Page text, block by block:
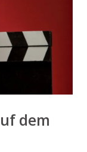
dem